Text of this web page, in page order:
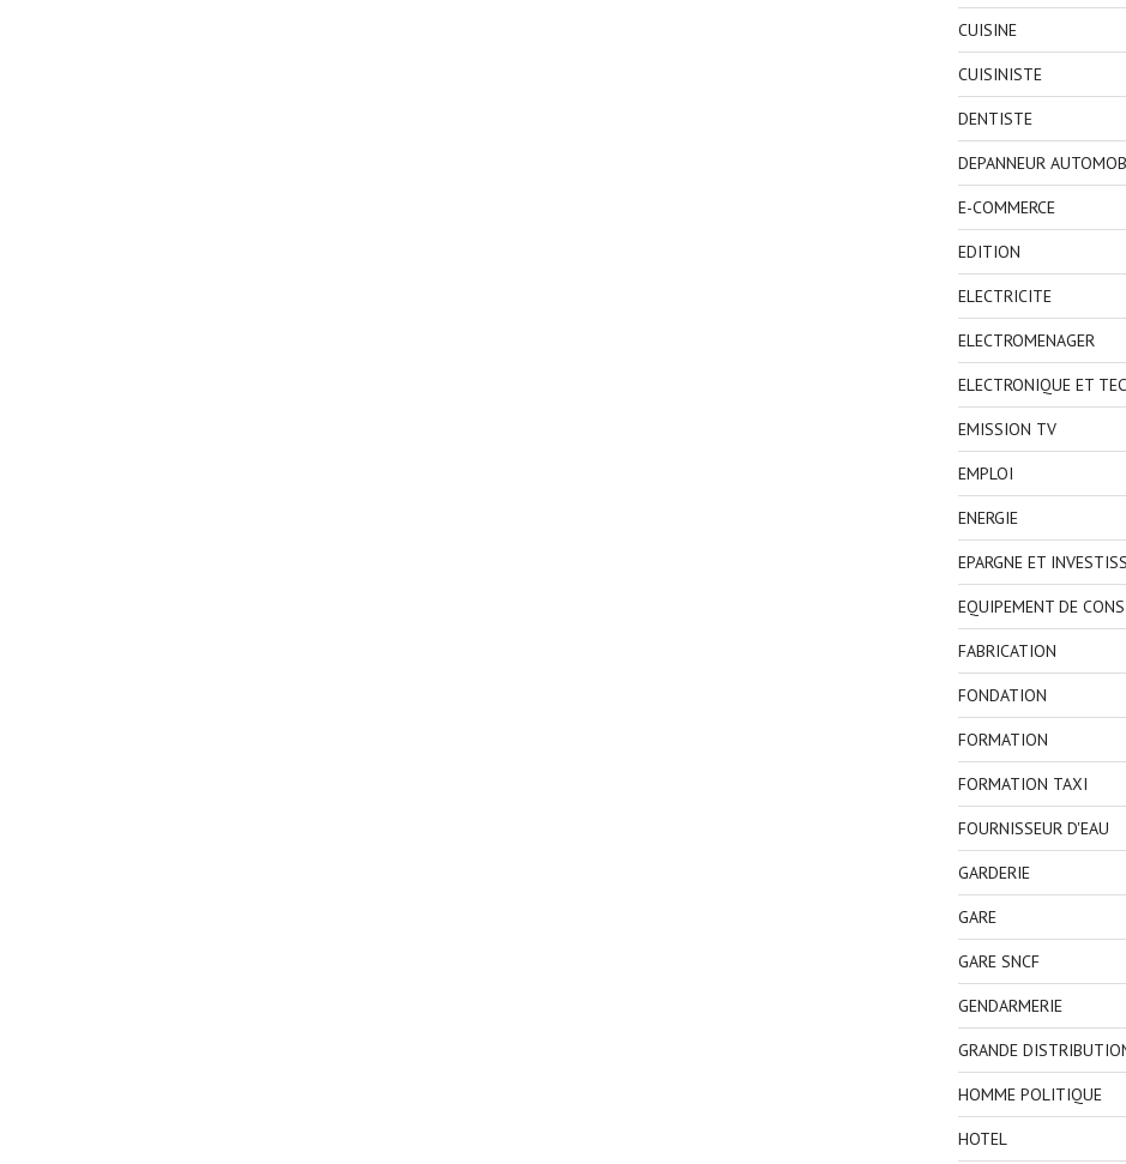
CUISINE
CUISINISTE
DENTISTE
DEPANNEUR
E-COMMERCE
EDITION
ELECTRICITE
ELECTROMENAGER
ELECTRONIQUE ET
EMISSION TV
EMPLOI
ENERGIE
EPARGNE ET
EQUIPEMENT DE
FABRICATION
FONDATION
FORMATION
FORMATION TAXI
FOURNISSEUR D'EAU
GARDERIE
GARE
GARE SNCF
GENDARMERIE
GRANDE
HOMME POLITIQUE
HOTEL